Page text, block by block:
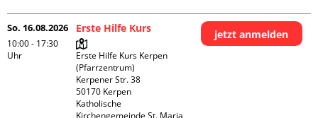
So. 16.08.2026
10:00 - 17:30
Uhr
Erste Hilfe Kurs
Erste Hilfe Kurs Kerpen
(Pfarrzentrum)
Kerpener Str. 38
50170 Kerpen
Katholische
Kirchengemeinde St. Maria
jetzt anmelden